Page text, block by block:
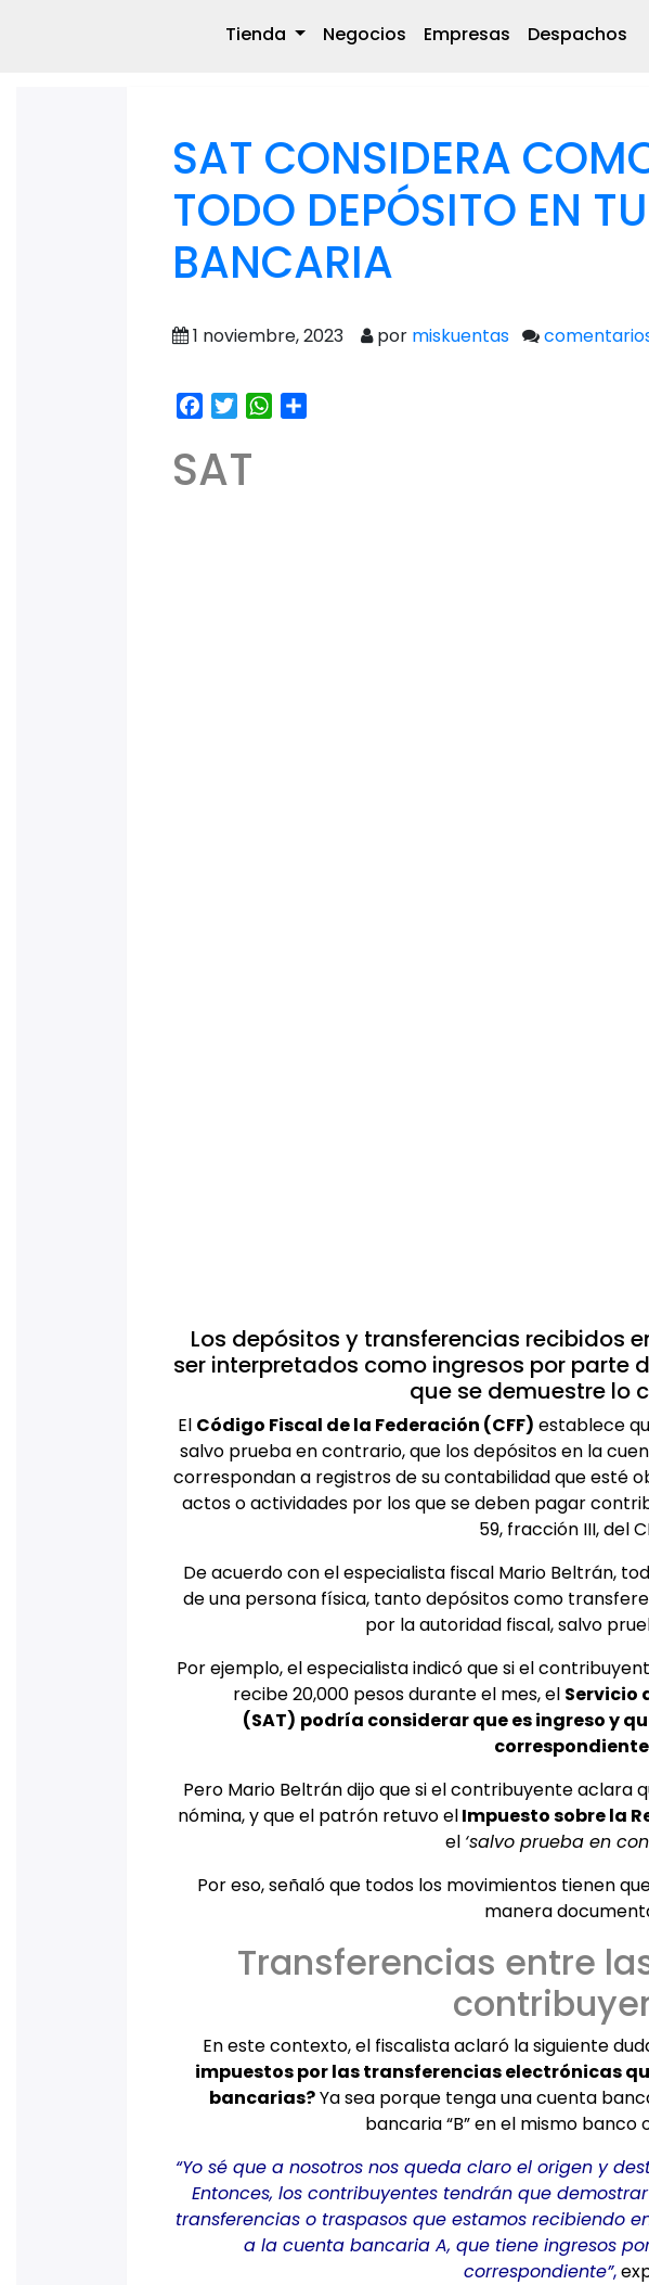
Tienda Negocios Empresas Despachos
SAT CONSIDERA
TODO DEPÓSITO EN
BANCARIA
1 noviembre, 2023 por miskuentas
Facebook
TwitterWhatsApp
SAT
Los depósitos y transferencias recibidos
ser interpretados como ingresos por parte
que se demuestre lo
El Código Fiscal de la Federación (CFF) establece
salvo prueba en contrario, que los depósitos en la
correspondan a registros de su contabilidad que esté
actos o actividades por los que se deben pagar
59, fracción III, del
De acuerdo con el especialista fiscal Mario Beltrán,
de una persona física, tanto depósitos como
por la autoridad fiscal, salvo
Por ejemplo, el especialista indicó que si el
recibe 20,000 pesos durante el mes, el Servicio
(SAT) podría considerar que es ingreso y
Pero Mario Beltrán dijo que si el contribuyente aclara
nómina, y que el patrón retuvo elImpuesto sobre la
el ‘salvo prueba en
Por eso, señaló que todos los movimientos tienen
manera
Transferencias entre
En este contexto, el fiscalista aclaró la siguiente
impuestos por las transferencias electrónicas
bancarias?Ya sea porque tenga una cuenta
bancaria “B” en el mismo banco
“Yo sé que a nosotros nos queda claro el origen y
Entonces, los contribuyentes tendrán que
transferencias o traspasos que estamos recibiendo
a la cuenta bancaria A, que tiene ingresos
correspondiente”,